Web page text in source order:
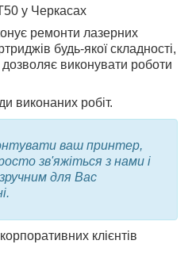
у Черкасах
ремонти лазерних
будь-якої складності,
виконувати роботи
виконаних робіт.
ваш принтер,
зв'яжіться з нами і
для Вас
клієнтів